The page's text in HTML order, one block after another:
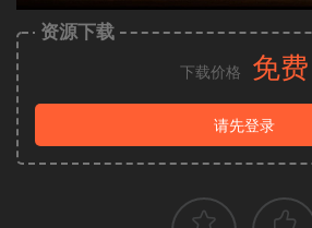
资源下载
下载价格 免费
请先登录